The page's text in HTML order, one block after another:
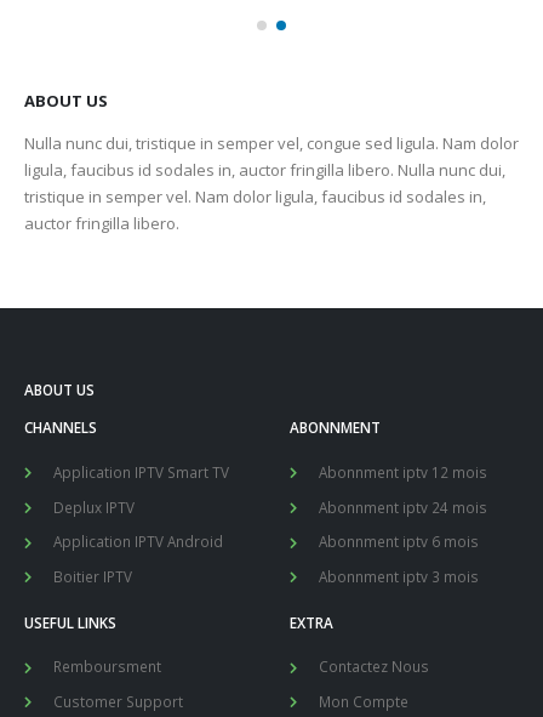
ABOUT US
Nulla nunc dui, tristique in semper vel, congue sed ligula. Nam dolor
ligula, faucibus id sodales in, auctor fringilla libero. Nulla nunc dui,
tristique in semper vel. Nam dolor ligula, faucibus id sodales in,
auctor fringilla libero.
ABOUT US
CHANNELS
Application IPTV Smart TV
Deplux IPTV
Application IPTV Android
Boitier IPTV
ABONNMENT
Abonnment iptv 12 mois
Abonnment iptv 24 mois
Abonnment iptv 6 mois
Abonnment iptv 3 mois
USEFUL LINKS
Remboursment
Customer Support
EXTRA
Contactez Nous
Mon Compte